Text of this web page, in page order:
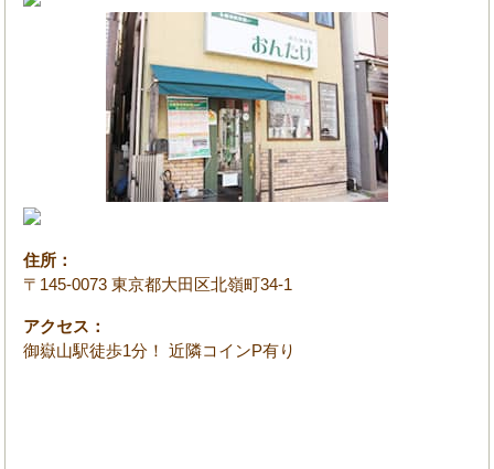
住所：
〒145-0073 東京都大田区北嶺町34-1
アクセス：
御嶽山駅徒歩1分！ 近隣コインP有り